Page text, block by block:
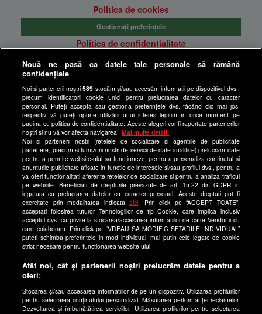
Politica de cookies
Gestionați preferințele
Politica de confidentialitate
Anunturi gratuite pe Lajumate.ro
Program Happy Channel
Echipa editorială
Site-uri Antena Group
a1.ro
antenastars.ro
as.ro
catine.ro
chefi.ro
deparinti.ro
medicool.ro
spynews.ro
useit.ro
retetefeldefel.ro
Nouă ne pasă ca datele tale personale să rămână
confidențiale
Noi și partenerii noștri589 stocăm și/sau accesăm informații pe dispozitivul dvs.,
precum identificatorii cookie unici pentru prelucrarea datelor cu caracter
personal. Puteți accepta sau gestiona preferințele dvs. făcând clic mai jos,
respectiv vă puteți opune utilizării unui interes legitim în orice moment pe
pagina cu politica de confidențialitate. Aceste alegeri vor fi raportate partenerilor
noștri și nu vă vor afecta navigarea.
Mai multe detalii
Noi si partenerii nostri (retelele de socializare si agentiile de publicitate
partenere, precum si furnizorii nostri de servicii de date analitice) prelucram date
pentru a permite website-ului sa functioneze, pentru a personaliza continutul si
anunturile publicitare afisate in functie de interesele si/sau profilul dvs., pentru a
va oferi functionalitati aferente retelelor de socializare si pentru a analiza traficul
pe website. Beneficiati de drepturile prevazute de art. 15-22 din GDPR in
legatura cu prelucrarea datelor cu caracter personal. Aceste drepturi pot fi
exercitate prin modalitatea indicataaici . Prin click pe “ACCEPT TOATE”,
acceptati folosirea tuturor Tehnologiilor de tip Cookie, care implica inclusiv
acceptul dvs. cu privire la stocarea/accesarea informatiilor de catre Vendor-ii cu
care colaboram. Prin click pe “VREAU SA MODIFIC SETARILE INDIVIDUAL”
puteti schimba preferintele in mod individual, mai putin cele legate de cookie
strict necesare pentru functionarea website-ului.
Atât noi, cât și partenerii noștri prelucrăm datele pentru a
oferi:
Stocarea și/sau accesarea informațiilor de pe un dispozitiv. Utilizarea profilurilor
pentru selectarea conținutului personalizat. Măsurarea performanței reclamelor.
Dezvoltarea și îmbunătățirea serviciilor. Utilizarea profilurilor pentru selectarea